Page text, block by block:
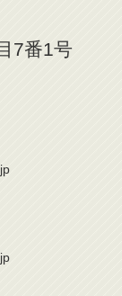
7番1号